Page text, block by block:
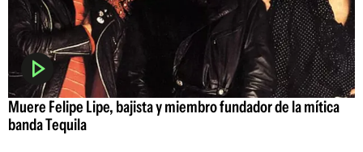
Muere Felipe Lipe, bajista y miembro fundador de la mítica
banda Tequila